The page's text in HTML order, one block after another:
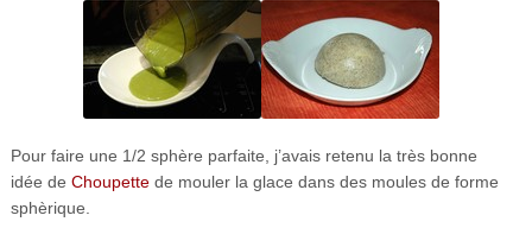
Pour faire une 1/2 sphère parfaite, j’avais retenu la très bonne
idée de Choupettede mouler la glace dans des moules de forme
sphèrique.